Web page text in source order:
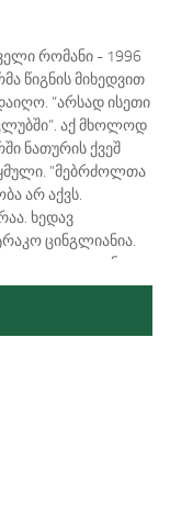
რომანი - 1996
წიგნის მიხედვით
”არსად ისეთი
აქ მხოლოდ
ნათურის ქვეშ
”მებრძოლთა
არ აქვს.
ხედავ
ცინგლიანია.
გგონია,